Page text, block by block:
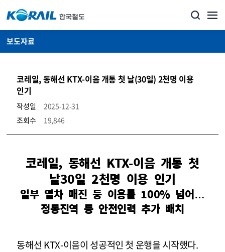
보도자료
코레일, 동해선 KTX-이음 개통 첫 날(30일) 2천명 이용
인기
작성일
2025-12-31
조회수
19,846
뉴스·홍보_보도자료 상세보기 – 내용, 파일, 담당자 연락처로 구성
코레일, 동해선 KTX-이음 개통 첫
날30일 2천명 이용 인기
일부 열차 매진 등 이용률 100% 넘어…
정동진역 등 안전인력 추가 배치
동해선 KTX-이음이 성공적인 첫 운행을 시작했다.